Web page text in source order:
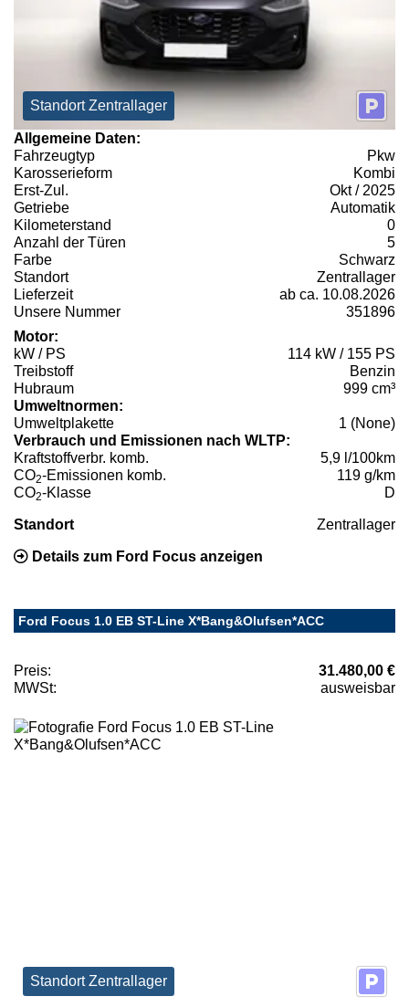
Standort Zentrallager
Allgemeine Daten:
Fahrzeugtyp
Pkw
Karosserieform
Kombi
Erst-Zul.
Okt / 2025
Getriebe
Automatik
Kilometerstand
0
Anzahl der Türen
5
Farbe
Schwarz
Standort
Zentrallager
Lieferzeit
ab ca. 10.08.2026
Unsere Nummer
351896
Motor:
kW / PS
114 kW / 155 PS
Treibstoff
Benzin
Hubraum
999 cm³
Umweltnormen:
Umweltplakette
1 (None)
Verbrauch und Emissionen nach WLTP:
Kraftstoffverbr. komb.
5,9 l/100km
CO2-Emissionen komb.
119 g/km
CO2-Klasse D
Standort Zentrallager
Details zum Ford Focus anzeigen
Ford Focus 1.0 EB ST-Line X*Bang&Olufsen*ACC
Preis:
31.480,00 €
MWSt:
ausweisbar
Standort Zentrallager